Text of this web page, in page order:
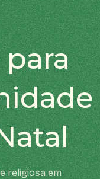
religiosa em